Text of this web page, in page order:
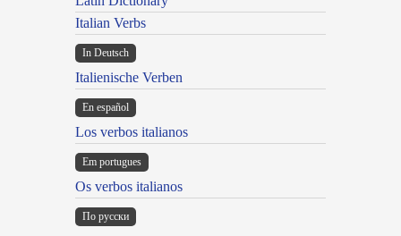
Italian Verbs
In Deutsch
Italienische Verben
En español
Los verbos italianos
Em portugues
Os verbos italianos
По русски